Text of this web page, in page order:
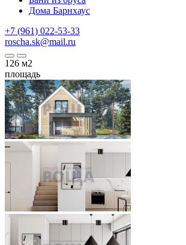
Дома Барнхаус
+7 (961) 022-53-33
roscha.sk@mail.ru
126 м2
площадь